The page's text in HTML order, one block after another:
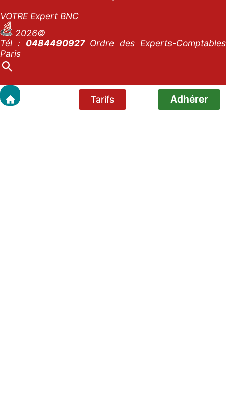
VOTRE Expert BNC
2026©
Tél : 0484490927Ordre des Experts-Comptables
Paris
Tarifs Adhérer